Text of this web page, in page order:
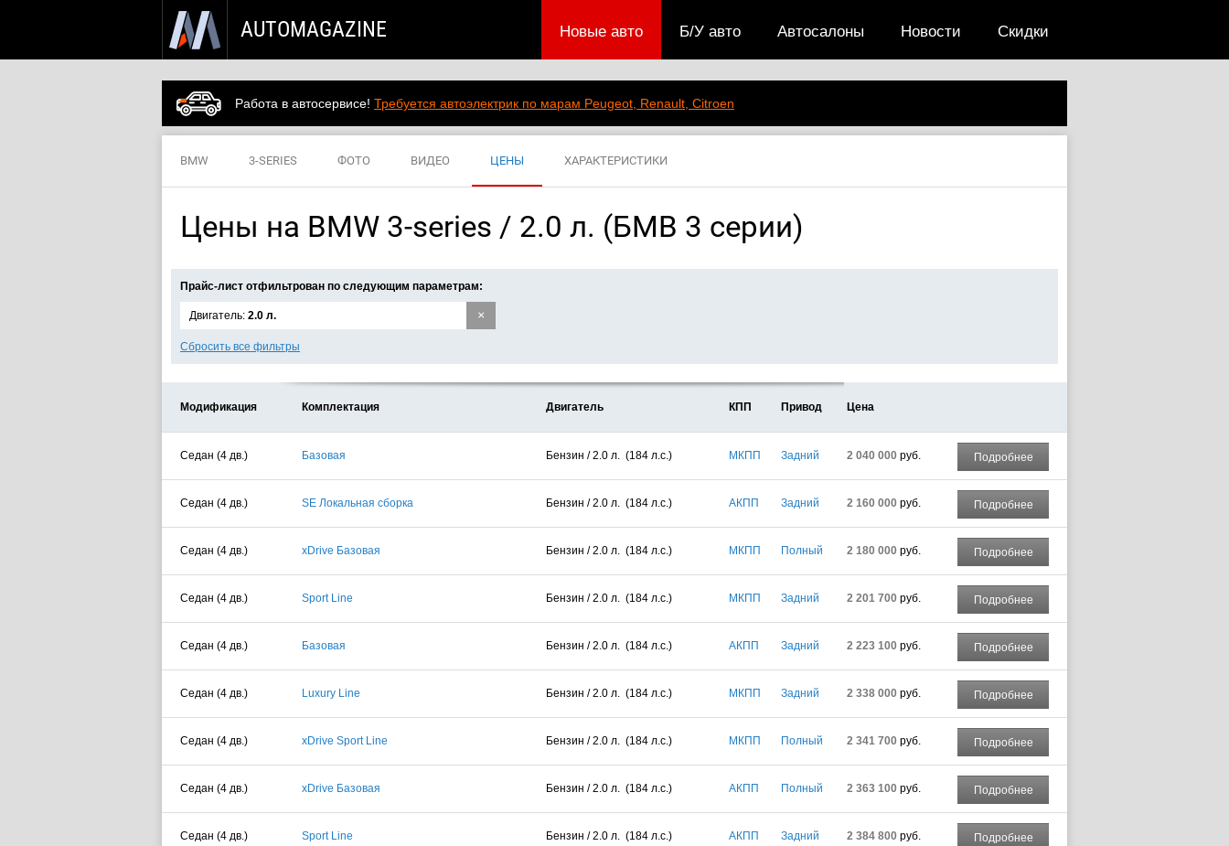
AUTOMAGAZINE Скидки
Новости
Автосалоны
Б/У авто
Новые авто
Работа в автосервисе! Требуется автоэлектрик по марам Peugeot, Renault, Citroen
BMW 3-SERIES ФОТО ВИДЕО ЦЕНЫ ХАРАКТЕРИСТИКИ
Цены на BMW 3-series / 2.0 л. (БМВ 3 серии)
Прайс-лист отфильтрован по следующим параметрам:
×
Двигатель: 2.0 л.
Сбросить все фильтры
Модификация Комплектация Двигатель КПП Привод Цена
Седан (4 дв.) Базовая Бензин / 2.0 л. (184 л.с.) МКПП Задний 2 040 000 руб. Подробнее
Седан (4 дв.) SE Локальная сборка Бензин / 2.0 л. (184 л.с.) АКПП Задний 2 160 000 руб. Подробнее
Седан (4 дв.) xDrive Базовая Бензин / 2.0 л. (184 л.с.) МКПП Полный 2 180 000 руб. Подробнее
Седан (4 дв.) Sport Line Бензин / 2.0 л. (184 л.с.) МКПП Задний 2 201 700 руб. Подробнее
Седан (4 дв.) Базовая Бензин / 2.0 л. (184 л.с.) АКПП Задний 2 223 100 руб. Подробнее
Седан (4 дв.) Luxury Line Бензин / 2.0 л. (184 л.с.) МКПП Задний 2 338 000 руб. Подробнее
Седан (4 дв.) xDrive Sport Line Бензин / 2.0 л. (184 л.с.) МКПП Полный 2 341 700 руб. Подробнее
Седан (4 дв.) xDrive Базовая Бензин / 2.0 л. (184 л.с.) АКПП Полный 2 363 100 руб. Подробнее
Седан (4 дв.) Sport Line Бензин / 2.0 л. (184 л.с.) АКПП Задний 2 384 800 руб. Подробнее